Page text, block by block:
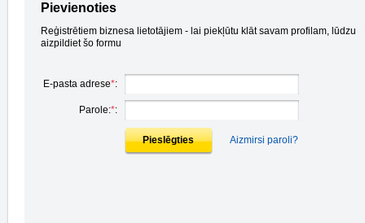
Pievienoties
Reģistrētiem biznesa lietotājiem - lai piekļūtu klāt savam profilam, lūdzu
aizpildiet šo formu
E-pasta adrese*:
Parole:*:
Pieslēgties Aizmirsi paroli?